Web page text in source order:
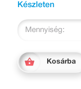
Készleten
Mennyiség:
Kosárba